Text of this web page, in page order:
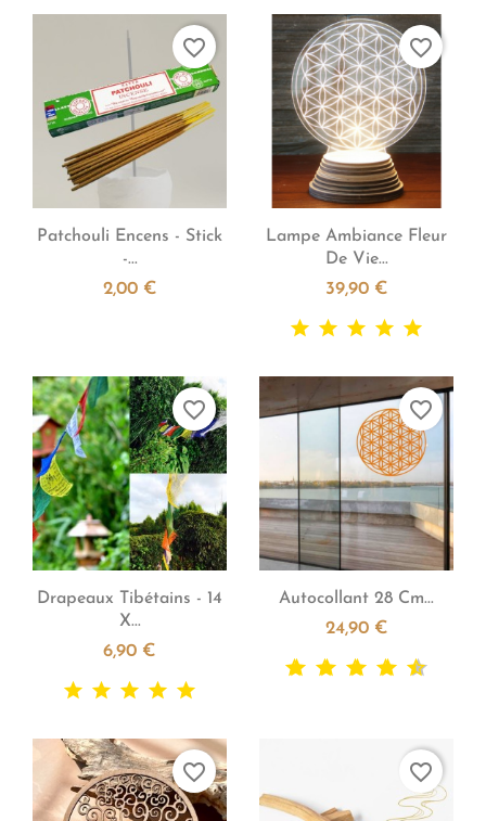
Aperçu rapide
Patchouli Encens - Stick
-...
2,00 €
favorite_border
Aperçu rapide
Lampe Ambiance Fleur
De Vie...
39,90 €
favorite_border
Aperçu rapide
Drapeaux Tibétains - 14
X...
6,90 €
favorite_border
Aperçu rapide
Autocollant 28 Cm...
24,90 €
favorite_border
favorite_border favorite_border